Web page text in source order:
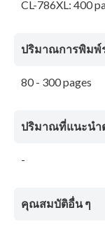
CL-786XL: 400
ปริมาณการพิมพ์
80 - 300 pages
ปริมาณที่แนะนํา
-
คุณสมบัติอื่น ๆ